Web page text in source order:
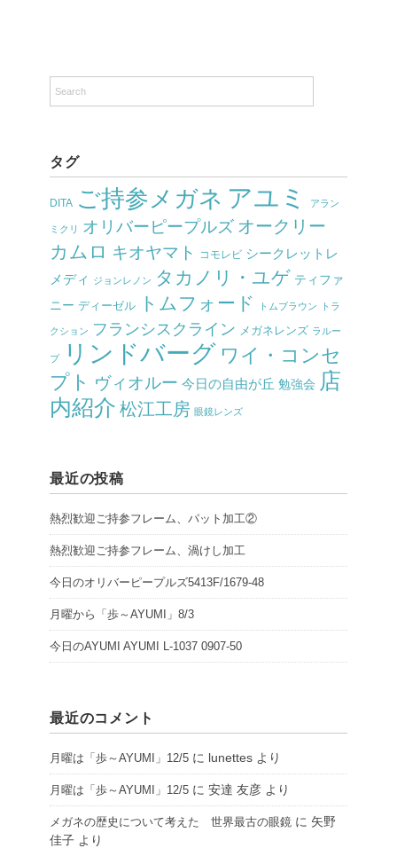
タグ
DITA ご持参メガネ アユミ アラン
ミクリ オリバーピープルズ オークリー
カムロ キオヤマト コモレビ シークレットレ
メディ
ジョンレノン タカノリ・ユゲ ティファ
ニー ディーゼル トムフォード トムブラウン トラ
クション フランシスクライン メガネレンズ ラルー
プ リンドバーグ ワイ・コンセ
プト ヴィオルー 今日の自由が丘 勉強会 店
内紹介 松江工房 眼鏡レンズ
最近の投稿
熱烈歓迎ご持参フレーム、パット加工②
熱烈歓迎ご持参フレーム、渦けし加工
今日のオリバーピープルズ5413F/1679-48
月曜から「歩～AYUMI」8/3
今日のAYUMI AYUMI L-1037 0907-50
最近のコメント
月曜は「歩～AYUMI」12/5 に lunettes より
月曜は「歩～AYUMI」12/5 に 安達 友彦 より
メガネの歴史について考えた 世界最古の眼鏡 に 矢野
佳子 より